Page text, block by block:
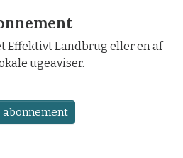
Effektivt Landbrug eller en af
ugeaviser.
abonnement